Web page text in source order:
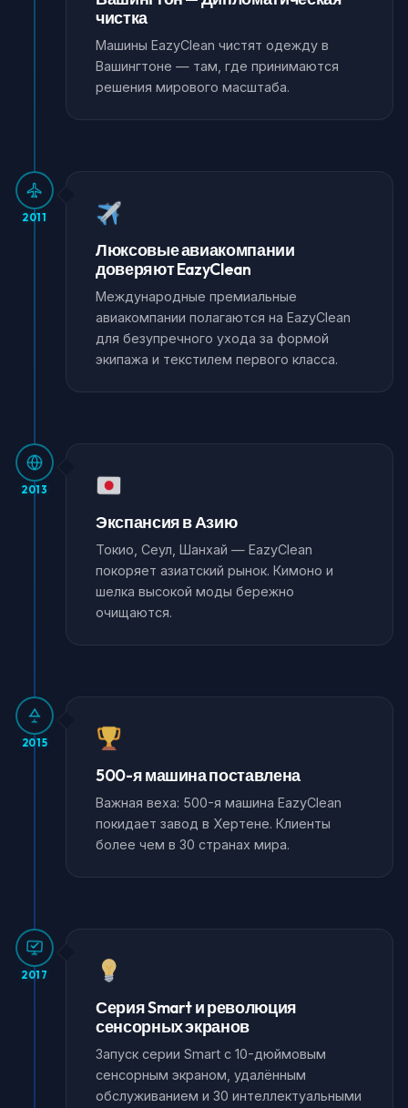
чистка
Машины EazyClean чистят одежду в
Вашингтоне — там, где принимаются
решения мирового масштаба.
2011
Люксовые авиакомпании
доверяют EazyClean
Международные премиальные
авиакомпании полагаются на EazyClean
для безупречного ухода за формой
экипажа и текстилем первого класса.
2013
Экспансия в Азию
Токио, Сеул, Шанхай — EazyClean
покоряет азиатский рынок. Кимоно и
шелка высокой моды бережно
очищаются.
2015
500-я машина поставлена
Важная веха: 500-я машина EazyClean
покидает завод в Хертене. Клиенты
более чем в 30 странах мира.
2017
Серия Smart и революция
сенсорных экранов
Запуск серии Smart с 10-дюймовым
сенсорным экраном, удалённым
обслуживанием и 30 интеллектуальными